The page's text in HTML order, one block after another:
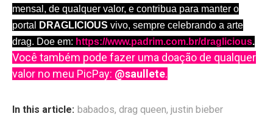
mensal, de qualquer valor, e contribua para manter o
portal
DRAGLICIOUS vivo, sempre celebrando a arte
drag. Doe em: https://www.padrim.com.br/draglicious.
Você também pode fazer uma doação de qualquer
valor no meu PicPay: @saullete.
In this article: babados, drag queen, justin bieber